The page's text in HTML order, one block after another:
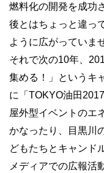
燃料化の開発を成功
後とはちょっと違っ
ように広がっていま
それで次の10年、
集める！」というキ
に「TOKYO油田
屋外型イベントのエ
かなったり、目黒川
どもたちとキャンド
メディアでの広報活